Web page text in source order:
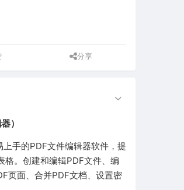
分享
）
手的PDF文件编辑器软件，提
格。创建和编辑PDF文件、编
页面、合并PDF文档、设置密